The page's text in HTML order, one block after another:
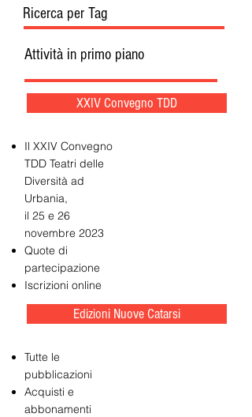
Ricerca per Tag
Attività in primo piano
XXIV Convegno TDD
Il XXIV Convegno
TDD Teatri delle
Diversità ad
Urbania,
il 25 e 26
novembre 2023
Quote di
partecipazione
Iscrizioni online
Edizioni Nuove Catarsi
Tutte le
pubblicazioni
Acquisti e
abbonamenti